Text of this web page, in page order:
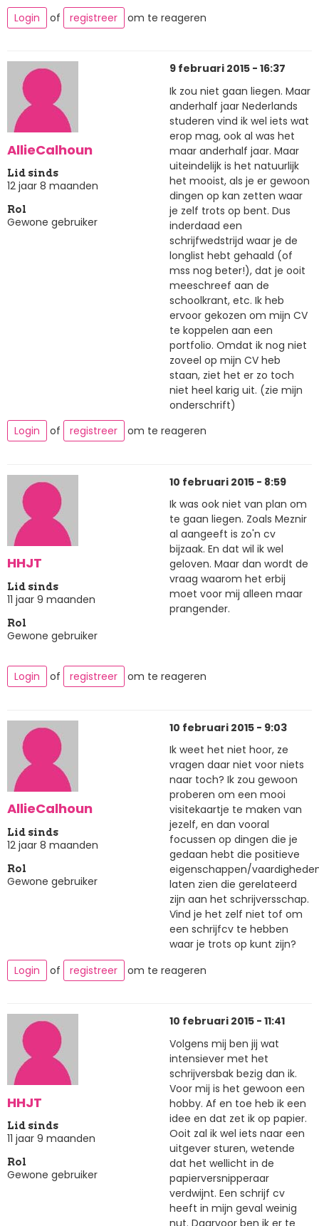
Login
of registreer om te reageren
AllieCalhoun
Lid sinds
12 jaar 8 maanden
Rol
Gewone gebruiker
9 februari 2015 - 16:37
Ik zou niet gaan liegen. Maar
anderhalf jaar Nederlands
studeren vind ik wel iets wat
erop mag, ook al was het
maar anderhalf jaar. Maar
uiteindelijk is het natuurlijk
het mooist, als je er gewoon
dingen op kan zetten waar
je zelf trots op bent. Dus
inderdaad een
schrijfwedstrijd waar je de
longlist hebt gehaald (of
mss nog beter!), dat je ooit
meeschreef aan de
schoolkrant, etc. Ik heb
ervoor gekozen om mijn CV
te koppelen aan een
portfolio. Omdat ik nog niet
zoveel op mijn CV heb
staan, ziet het er zo toch
niet heel karig uit. (zie mijn
onderschrift)
Login
of registreer om te reageren
HHJT
Lid sinds
11 jaar 9 maanden
Rol
Gewone gebruiker
10 februari 2015 - 8:59
Ik was ook niet van plan om
te gaan liegen. Zoals Meznir
al aangeeft is zo'n cv
bijzaak. En dat wil ik wel
geloven. Maar dan wordt de
vraag waarom het erbij
moet voor mij alleen maar
prangender.
Login of registreer om te reageren
AllieCalhoun
Lid sinds
12 jaar 8 maanden
Rol
Gewone gebruiker
10 februari 2015 - 9:03
Ik weet het niet hoor, ze
vragen daar niet voor niets
naar toch? Ik zou gewoon
proberen om een mooi
visitekaartje te maken van
jezelf, en dan vooral
focussen op dingen die je
gedaan hebt die positieve
eigenschappen/
laten zien die gerelateerd
zijn aan het schrijversschap.
Vind je het zelf niet tof om
een schrijfcv te hebben
waar je trots op kunt zijn?
Login
of registreer om te reageren
HHJT
Lid sinds
11 jaar 9 maanden
Rol
Gewone gebruiker
10 februari 2015 - 11:41
Volgens mij ben jij wat
intensiever met het
schrijversbak bezig dan ik.
Voor mij is het gewoon een
hobby. Af en toe heb ik een
idee en dat zet ik op papier.
Ooit zal ik wel iets naar een
uitgever sturen, wetende
dat het wellicht in de
papierversnipperaar
verdwijnt. Een schrijf cv
heeft in mijn geval weinig
nut. Daarvoor ben ik er te